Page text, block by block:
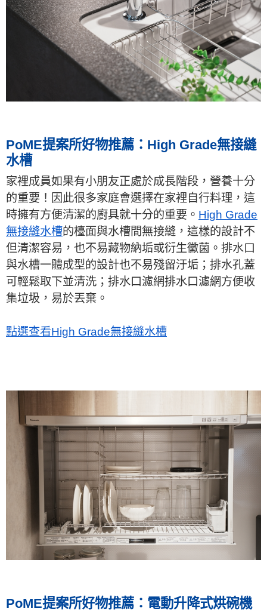
PoME提案所好物推薦：High Grade無接縫
水槽
家裡成員如果有小朋友正處於成長階段，營養十分
的重要！因此很多家庭會選擇在家裡自行料理，這
時擁有方便清潔的廚具就十分的重要。 High Grade
無接縫水槽的檯面與水槽間無接縫，這樣的設計不
但清潔容易，也不易藏物納垢或衍生黴菌。排水口
與水槽一體成型的設計也不易殘留汙垢；排水孔蓋
可輕鬆取下並清洗；排水口濾網排水口濾網方便收
集垃圾，易於丟棄。
點選查看High Grade無接縫水槽
PoME提案所好物推薦：電動升降式烘碗機